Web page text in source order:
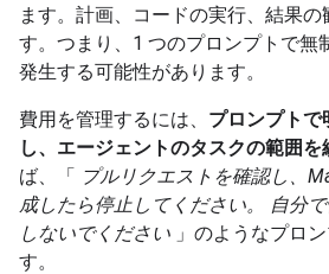
ます。計画、コードの実行、結果の
す。つまり、1 つのプロンプトで無
発生する可能性があります。
費用を管理するには、 プロンプトで
し、エージェントのタスクの範囲を
ば、「 プルリクエストを確認し、
成したら停止してください。 自分
しないでください 」のようなプロ
す。